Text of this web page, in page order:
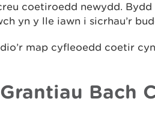
coetiroedd newydd.
yn y lle iawn i sicrhau’r
map cyfleoedd coetir
Bach